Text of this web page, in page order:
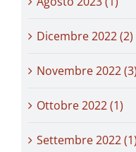
Dicembre 2022 (2)
Novembre 2022 (3)
Ottobre 2022 (1)
Settembre 2022 (1)